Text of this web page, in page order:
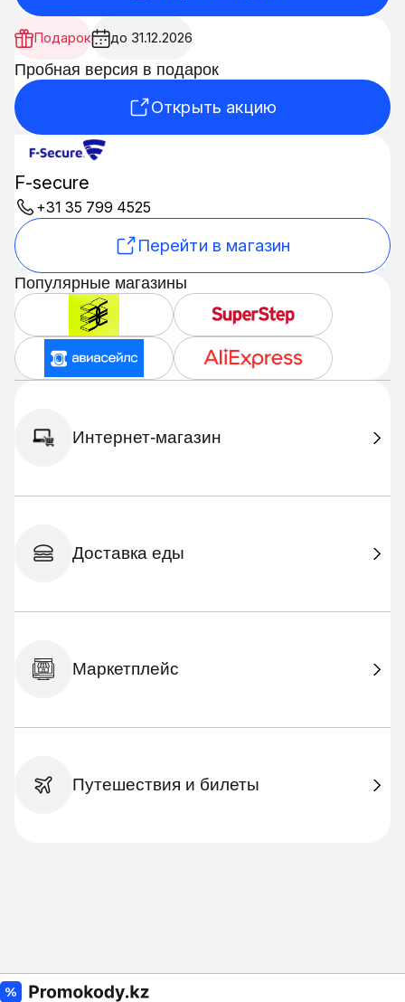
Подарок до 31.12.2026
Пробная версия в подарок
Открыть акцию
F-secure
+31 35 799 4525
Перейти в магазин
Популярные магазины
Интернет-магазин
Доставка еды
Маркетплейс
Путешествия и билеты